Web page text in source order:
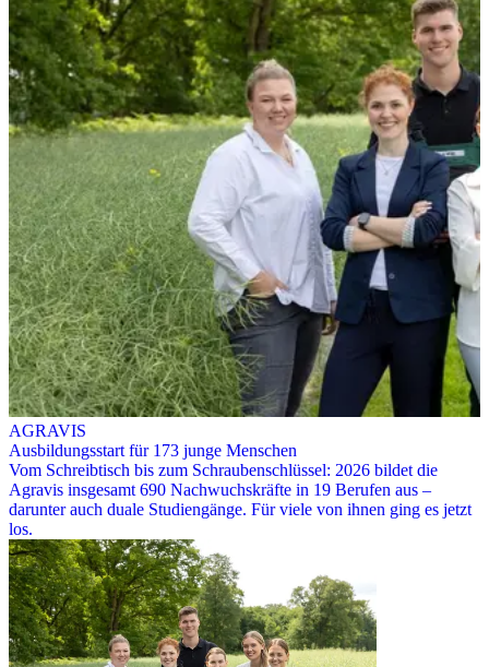
AGRAVIS
Ausbildungsstart für 173 junge Menschen
Vom Schreibtisch bis zum Schraubenschlüssel: 2026 bildet die
Agravis insgesamt 690 Nachwuchskräfte in 19 Berufen aus –
darunter auch duale Studiengänge. Für viele von ihnen ging es jetzt
los.